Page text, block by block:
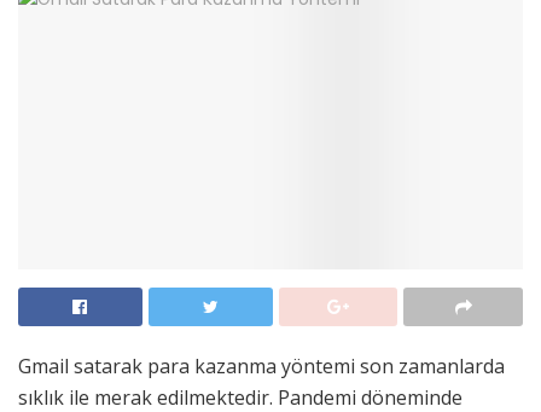
Gmail satarak para kazanma yöntemi son zamanlarda
sıklık ile merak edilmektedir. Pandemi döneminde